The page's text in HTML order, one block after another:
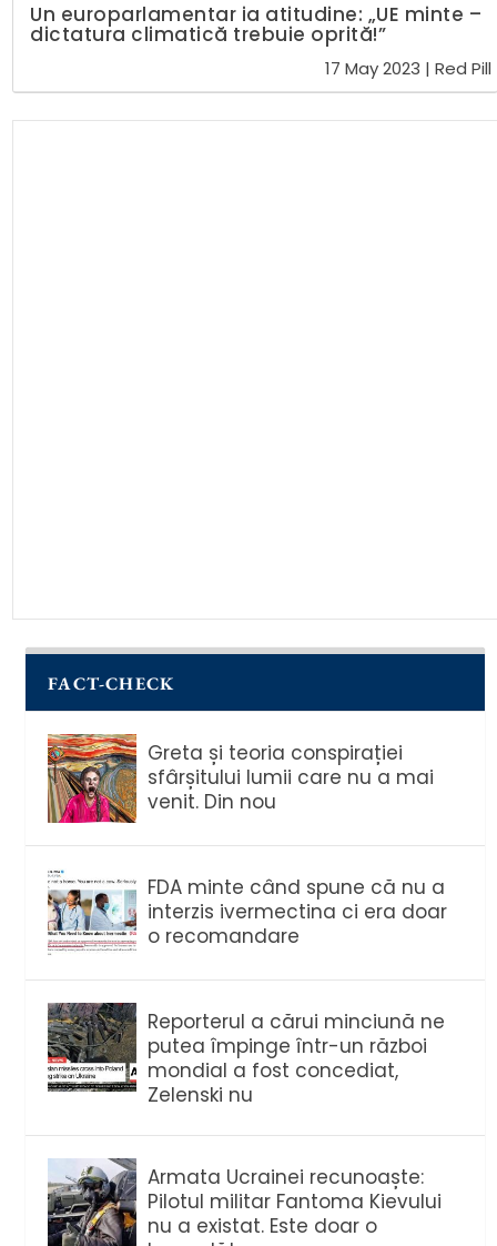
Un europarlamentar ia atitudine: „UE minte –
dictatura climatică trebuie oprită!”
17 May 2023 | Red Pill
FACT-CHECK
Greta și teoria conspirației
sfârșitului lumii care nu a mai
venit. Din nou
FDA minte când spune că nu a
interzis ivermectina ci era doar
o recomandare
Reporterul a cărui minciună ne
putea împinge într-un război
mondial a fost concediat,
Zelenski nu
Armata Ucrainei recunoaște:
Pilotul militar Fantoma Kievului
nu a existat. Este doar o